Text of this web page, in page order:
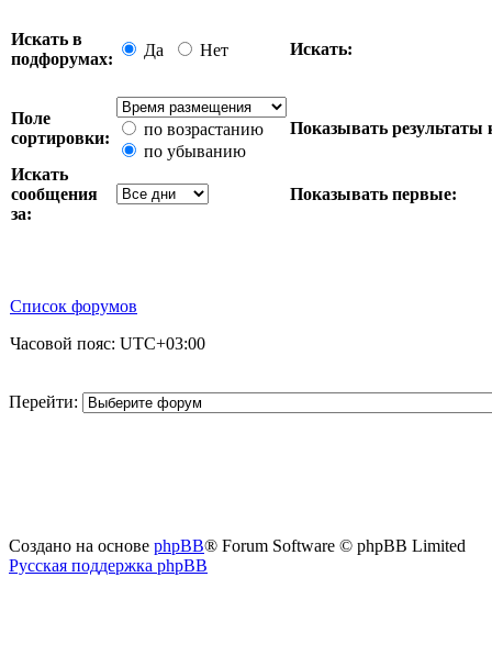
Искать в
подфорумах:
Да Нет Искать:
Поле
сортировки:
по возрастанию
по убыванию
Показывать результаты
Искать
сообщения
за:
Показывать первые:
Список форумов
Часовой пояс: UTC+03:00
Перейти:
Создано на основе phpBB® Forum Software © phpBB Limited
Русская поддержка phpBB